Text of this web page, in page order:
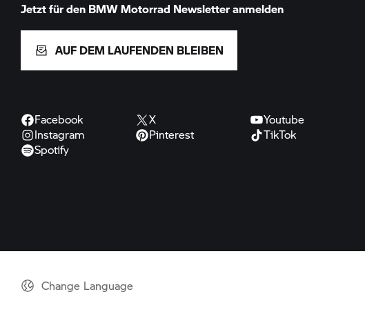
Jetzt für den BMW Motorrad Newsletter anmelden
AUF DEM LAUFENDEN BLEIBEN
Facebook X
Youtube
Instagram
Pinterest
TikTok
Spotify
Change Language